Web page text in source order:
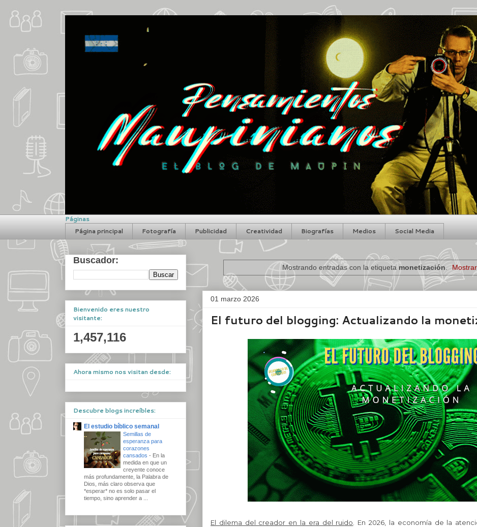
Páginas
Página principal
Fotografía Publicidad Creatividad Biografías Medios Social Media
Mostrando entradas con la etiquetamonetización.
01 marzo 2026
El futuro del blogging: Actualizando la
El dilema del creador en la era del ruido
En 2026, la economía de la
Buscador:
Bienvenido eres nuestro
visitante:
1,457,116
Ahora mismo nos visitan desde:
Descubre blogs increíbles:
El estudio bíblico semanal
Semillas de
esperanza para
corazones
cansados - En la
medida en que un
creyente conoce
más profundamente, la Palabra de
Dios, más claro observa que
*esperar* no es solo pasar el
tiempo, sino aprender a ...